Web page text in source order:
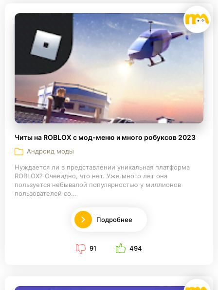
Читы на ROBLOX с мод-меню и много робуксов 2023
Андроид моды
Нуждается ли в представлении уникальная платформа
ROBLOX? Очевидно, что нет. Уже много лет она
пользуется небывалой популярностью у миллионов
пользователей со...
Подробнее
91 494